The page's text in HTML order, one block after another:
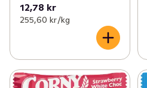
✓ Fyll på med dryck
Fyll på med kryddor (8)
✓ Fyll på till de minsta 0
12,78 kr
255,60 kr /kg